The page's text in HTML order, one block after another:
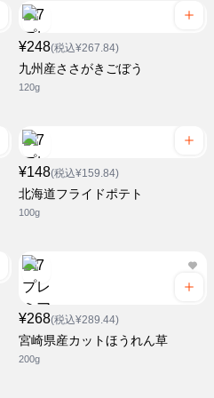
¥248(税込¥267.84)
九州産ささがきごぼう
120g
¥148(税込¥159.84)
北海道フライドポテト
100g
¥268(税込¥289.44)
宮崎県産カットほうれん草
200g